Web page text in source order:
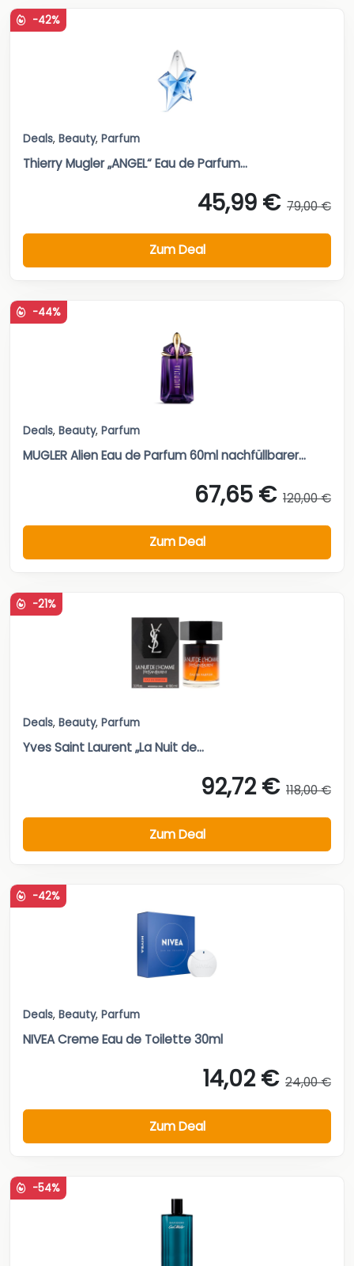
-42%
Deals, Beauty, Parfum
Thierry Mugler „ANGEL“ Eau de Parfum...
45,99 € 79,00 €
Zum Deal
-44%
Deals, Beauty, Parfum
MUGLER Alien Eau de Parfum 60ml nachfüllbarer...
67,65 € 120,00 €
Zum Deal
-21%
Deals, Beauty, Parfum
Yves Saint Laurent „La Nuit de...
92,72 € 118,00 €
Zum Deal
-42%
Deals, Beauty, Parfum
NIVEA Creme Eau de Toilette 30ml
14,02 € 24,00 €
Zum Deal
-54%